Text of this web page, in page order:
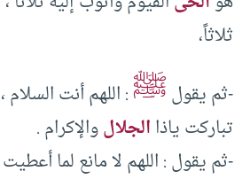
ثلاثاً،
-ثم يقولﷺ:‏ اللهم أنت
تباركت ياذاالجلالوالإكرام .‏
-ثم يقول :‏ اللهم لا مانع لما